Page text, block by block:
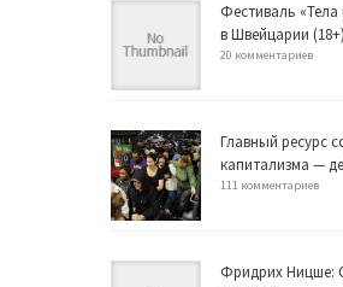
Фестиваль
в Швейцарии (18+)
20 комментариев
Главный ресурс
капитализма —
111 комментариев
Фридрих Ницше: